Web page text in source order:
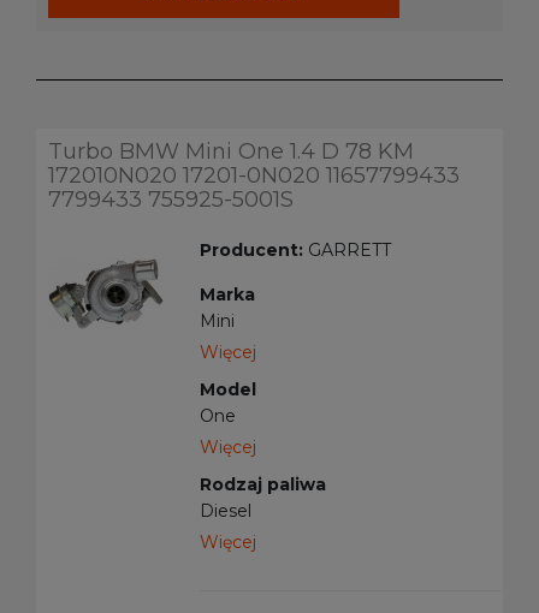
Turbo BMW Mini One 1.4 D 78 KM
172010N020 17201-0N020 11657799433
7799433 755925-5001S
Producent: GARRETT
Marka
Mini
Więcej
Model
One
Więcej
Rodzaj paliwa
Diesel
Więcej